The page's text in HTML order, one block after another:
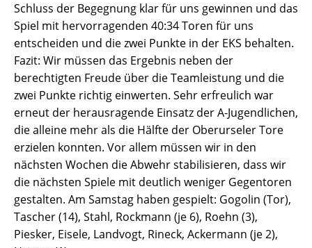
Schluss der Begegnung klar für uns gewinnen und das
Spiel mit hervorragenden 40:34 Toren für uns
entscheiden und die zwei Punkte in der EKS behalten.
Fazit: Wir müssen das Ergebnis neben der
berechtigten Freude über die Teamleistung und die
zwei Punkte richtig einwerten. Sehr erfreulich war
erneut der herausragende Einsatz der A-Jugendlichen,
die alleine mehr als die Hälfte der Oberurseler Tore
erzielen konnten. Vor allem müssen wir in den
nächsten Wochen die Abwehr stabilisieren, dass wir
die nächsten Spiele mit deutlich weniger Gegentoren
gestalten. Am Samstag haben gespielt: Gogolin (Tor),
Tascher (14), Stahl, Rockmann (je 6), Roehn (3),
Piesker, Eisele, Landvogt, Rineck, Ackermann (je 2),